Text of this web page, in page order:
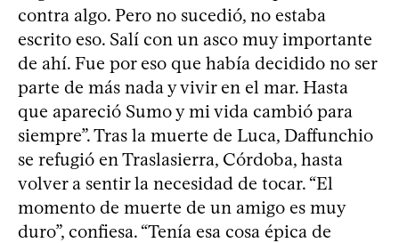
contra algo. Pero no sucedió, no estaba
escrito eso. Salí con un asco muy importante
de ahí. Fue por eso que había decidido no ser
parte de más nada y vivir en el mar. Hasta
que apareció Sumo y mi vida cambió para
siempre”. Tras la muerte de Luca, Daffunchio
se refugió en Traslasierra, Córdoba, hasta
volver a sentir la necesidad de tocar. “El
momento de muerte de un amigo es muy
duro”, confiesa. “Tenía esa cosa épica de